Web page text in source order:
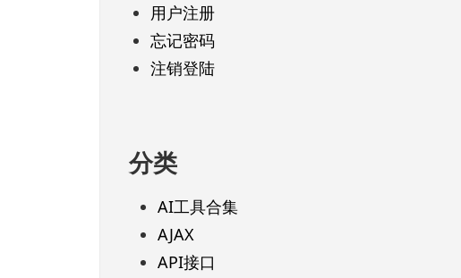
用户注册
忘记密码
注销登陆
分类
AI工具合集
AJAX
API接口